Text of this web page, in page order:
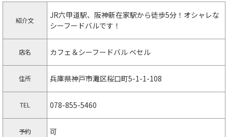
紹介文
JR六甲道駅、阪神新在家駅から徒歩5分！オシャレな
シーフードバルです！
店名 カフェ＆シーフードバル ベセル
住所 兵庫県神戸市灘区桜口町5-1-1-108
TEL 078-855-5460
予約 可